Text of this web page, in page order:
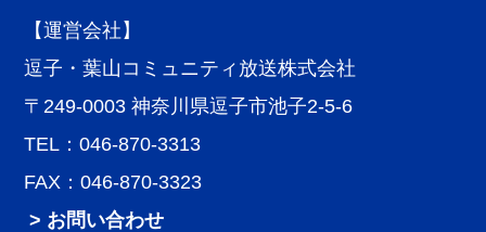
【運営会社】
逗子・葉山コミュニティ放送株式会社
〒249-0003 神奈川県逗子市池子2-5-6
TEL：046-870-3313
FAX：046-870-3323
> お問い合わせ